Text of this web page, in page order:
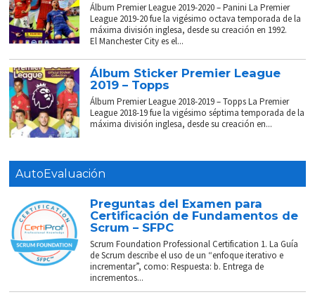
Álbum Premier League 2019-2020 – Panini La Premier
League 2019-20 fue la vigésimo octava temporada de la
máxima división inglesa, desde su creación en 1992.
El Manchester City es el...
Álbum Sticker Premier League
2019 – Topps
Álbum Premier League 2018-2019 – Topps La Premier
League 2018-19 fue la vigésimo séptima temporada de la
máxima división inglesa, desde su creación en...
AutoEvaluación
Preguntas del Examen para
Certificación de Fundamentos de
Scrum – SFPC
Scrum Foundation Professional Certification 1. La Guía
de Scrum describe el uso de un “enfoque iterativo e
incrementar”, como: Respuesta: b. Entrega de
incrementos...